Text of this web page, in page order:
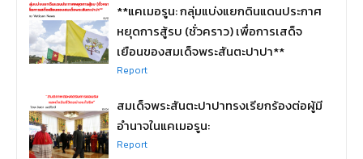
**แคเมอรูน: กลุ่มแบ่งแยกดินแดนประกาศ
หยุดการสู้รบ (ชั่วคราว) เพื่อการเสด็จ
เยือนของสมเด็จพระสันตะปาปา**
Report
สมเด็จพระสันตะปาปาทรงเรียกร้องต่อผู้มี
อำนาจในแคเมอรูน:
Report